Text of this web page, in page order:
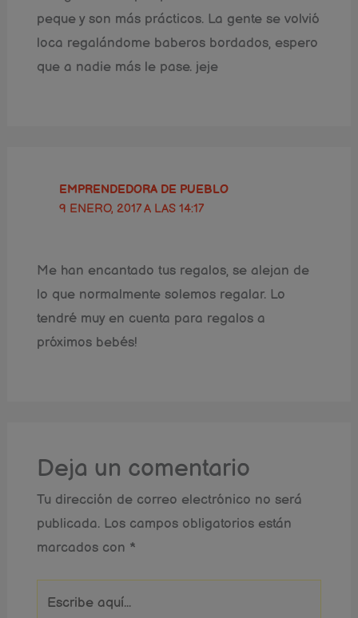
peque y son más prácticos. La gente se volvió
loca regalándome baberos bordados, espero
que a nadie más le pase. jeje
EMPRENDEDORA DE PUEBLO
9 ENERO, 2017 A LAS 14:17
Me han encantado tus regalos, se alejan de
lo que normalmente solemos regalar. Lo
tendré muy en cuenta para regalos a
próximos bebés!
Deja un comentario
Tu dirección de correo electrónico no será
publicada. Los campos obligatorios están
marcados con *